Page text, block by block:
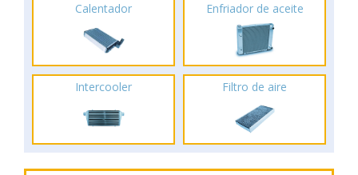
Calentador Enfriador de aceite
Intercooler Filtro de aire